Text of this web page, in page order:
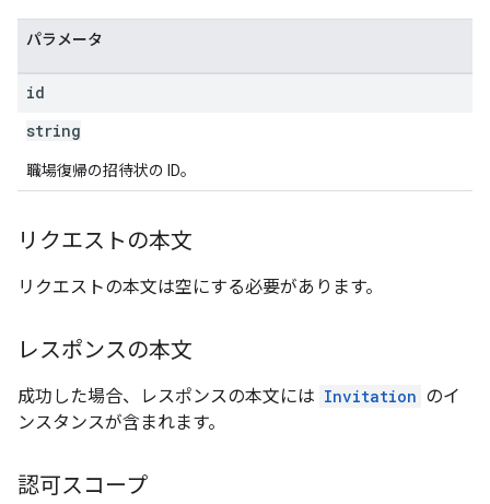
パラメータ
id
string
職場復帰の招待状の ID。
リクエストの本文
リクエストの本文は空にする必要があります。
レスポンスの本文
成功した場合、レスポンスの本文には Invitation のイ
ンスタンスが含まれます。
認可スコープ